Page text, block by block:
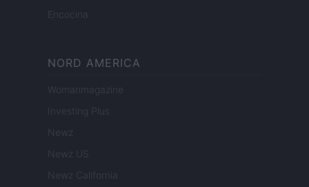
Encocina
NORD AMERICA
Womanmagazine
Investing Plus
Newz
Newz US
Newz California